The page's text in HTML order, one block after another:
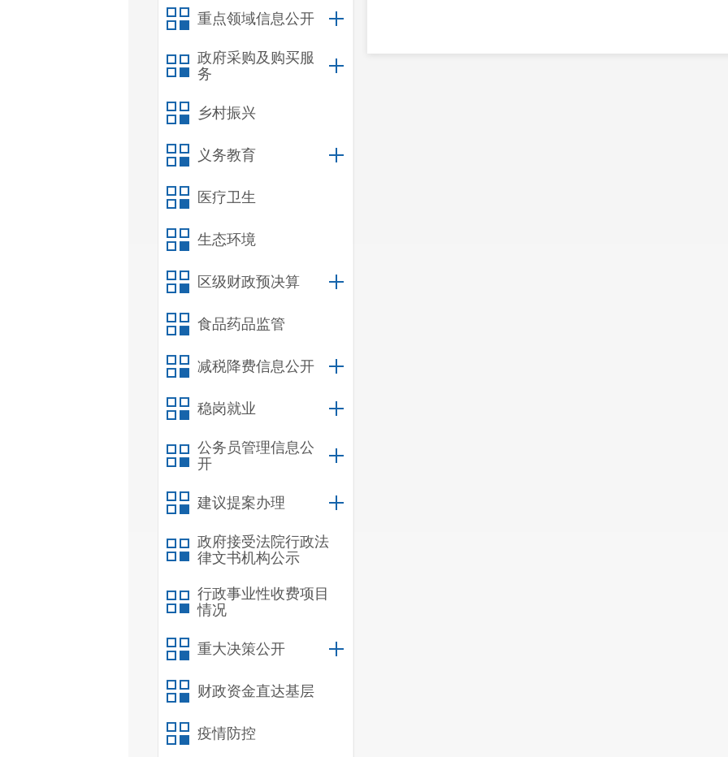
重点领域信息公开
政府采购及购买服
务
乡村振兴
义务教育
医疗卫生
生态环境
区级财政预决算
食品药品监管
减税降费信息公开
稳岗就业
公务员管理信息公
开
建议提案办理
政府接受法院行政法
律文书机构公示
行政事业性收费项目
情况
重大决策公开
财政资金直达基层
疫情防控